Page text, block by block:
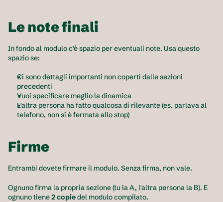
Le note finali
In fondo al modulo c'è spazio per eventuali note. Usa questo
spazio se:
Ci sono dettagli importanti non coperti dalle sezioni
precedenti
Vuoi specificare meglio la dinamica
L'altra persona ha fatto qualcosa di rilevante (es. parlava al
telefono, non si è fermata allo stop)
Firme
Entrambi dovete firmare il modulo. Senza firma, non vale.
Ognuno firma la propria sezione (tu la A, l'altra persona la B). E
ognuno tiene 2 copie del modulo compilato.